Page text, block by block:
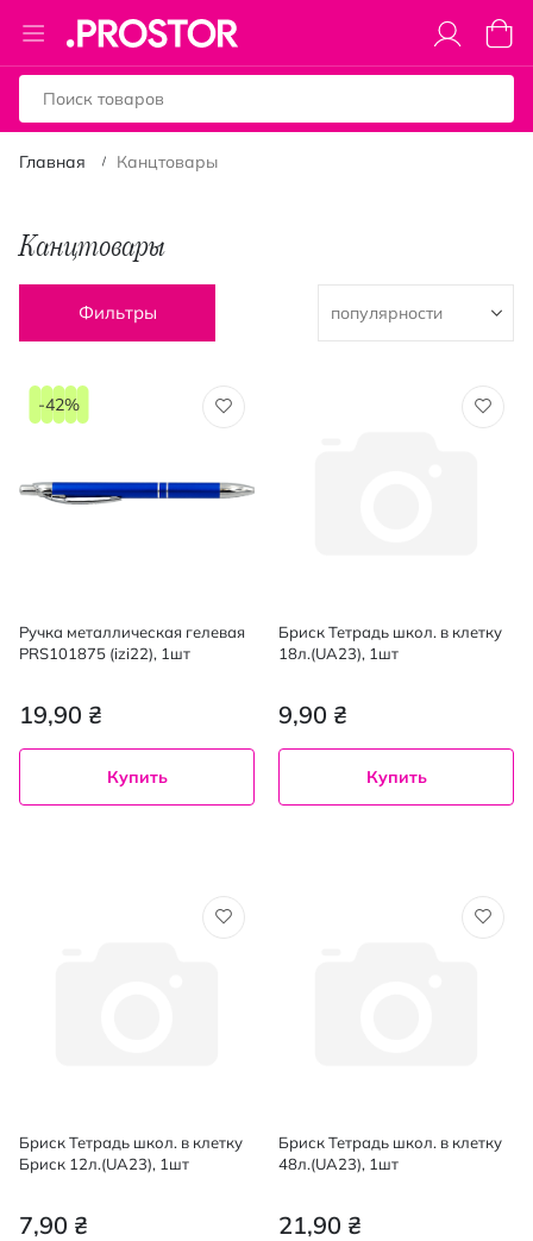
Toggle
Nav
Моя
Главная Канцтовары
Канцтовары
Фильтры
Ручка металлическая гелевая
PRS101875 (izi22), 1шт
19,90 ₴
-42%
Купить
Бриск Тетрадь школ. в клетку
18л.(UA23), 1шт
9,90 ₴
Купить
Бриск Тетрадь школ. в клетку
Бриск 12л.(UA23), 1шт
7,90 ₴
Бриск Тетрадь школ. в клетку
48л.(UA23), 1шт
21,90 ₴